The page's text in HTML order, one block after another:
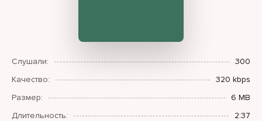
Слушали:
300
Качество:
320 kbps
Размер:
6 MB
Длительность:
2:37